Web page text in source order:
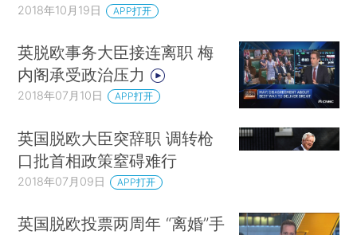
2018年10月19日 APP打开
英脱欧事务大臣接连离职 梅
内阁承受政治压力
2018年07月10日 APP打开
英国脱欧大臣突辞职 调转枪
口批首相政策窒碍难行
2018年07月09日 APP打开
英国脱欧投票两周年 “离婚”手